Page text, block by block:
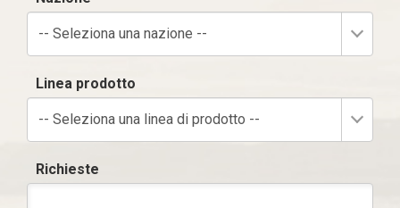
-- Seleziona una nazione --
Linea prodotto
-- Seleziona una linea di prodotto --
Richieste